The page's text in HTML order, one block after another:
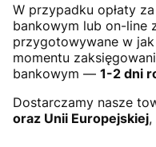
W przypadku opłaty
bankowym lub on-line
przygotowywane w
momentu
bankowym — 1-2 dni
Dostarczamy nasze
oraz Unii Europejskiej,